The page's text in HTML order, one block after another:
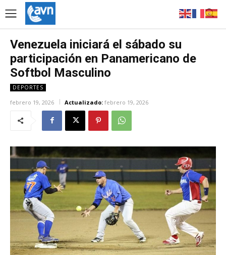
Venezuela iniciará el sábado su
participación en Panamericano de
Softbol Masculino
DEPORTES
febrero 19, 2026 Actualizado: febrero 19, 2026